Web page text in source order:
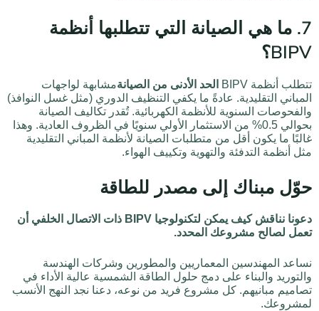
7. ما هي الصيانة التي تتطلبها أنظمة
BIPV؟
تتطلب أنظمة BIPV الحد الأدنى من الصيانةمشابهة لواجهات
المباني التقليدية. عادةً ما يكفي التنظيف الدوري (مثل غسل النوافذ)
والفحوصات السنوية للأنظمة الكهربائية. تُقدر تكاليف الصيانة
بحوالي 0.5% من الاستثمار الأولي سنويًا في الظروف العادية. وهذا
غالبًا ما يكون أقل من متطلبات الصيانة لأنظمة المباني التقليدية
مثل أنظمة التدفئة والتهوية وتكييف الهواء.
حوّل مبناك إلى مصدر للطاقة
دعونا نناقش كيف يمكن لتكنولوجيا BIPV ذات الاتصال الخلفي أن
تعمل لصالح مشروعك المحدد.
نساعد المهندسين المعماريين والمطورين وشركات الهندسة
والتوريد والبناء على دمج حلول الطاقة الشمسية عالية الأداء في
تصاميم مبانيهم. كل مشروع فريد من نوعه، دعنا نجد النهج الأنسب
لمشروعك.